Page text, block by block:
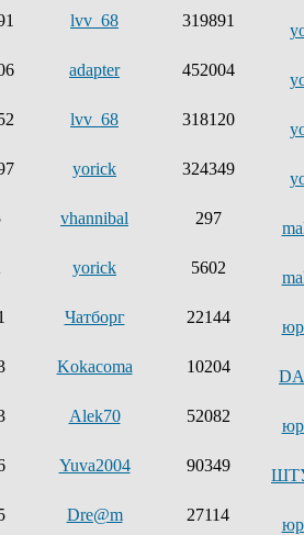
lvv_68 319891
adapter 452004
lvv_68 318120
yorick 324349
vhannibal 297
yorick 5602
Чатборг 22144
Kokacoma 10204
Alek70 52082
Yuva2004 90349
Dre@m 27114